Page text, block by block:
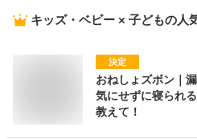
キッズ・ベビー × 子どもの人
決定
おねしょズボン｜
気にせずに寝られ
教えて！